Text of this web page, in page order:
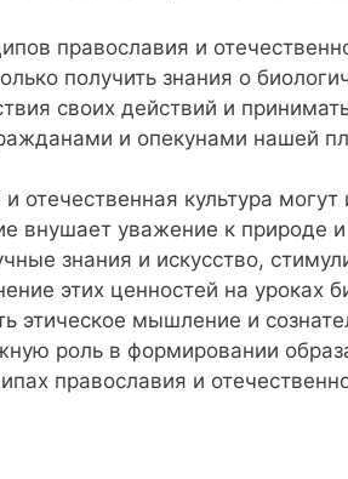
православия и
получить знания о
своих действий и
и опекунами нашей
отечественная культура
внушает уважение к природе и
знания и искусство,
этих ценностей на уроках
этическое мышление и
роль в формировании
православия и